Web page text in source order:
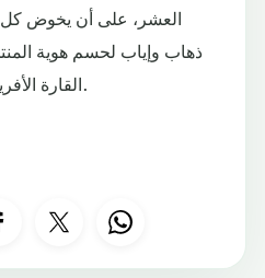
العشر، على أن يخوض
ذهاب وإياب لحسم هوية
القارة الأفريقية في نهائيات قطر 2022.